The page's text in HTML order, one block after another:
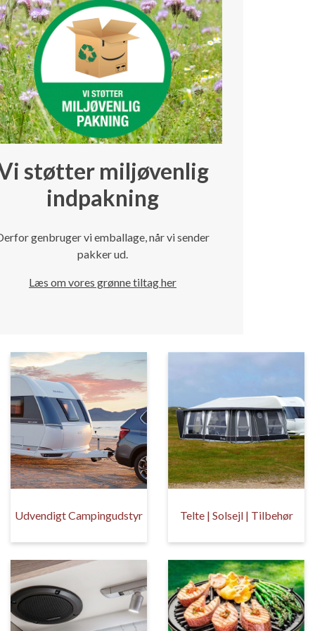
støtter miljøvenlig
indpakning
genbruger vi emballage, når vi sender
pakker ud.
Læs om vores grønne tiltag her
Udvendigt Campingudstyr Telte | Solsejl | Tilbehør